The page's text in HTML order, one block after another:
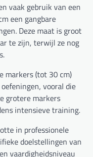
vaak gebruik van een
een gangbare
Deze maat is groot
te zijn, terwijl ze nog
markers (tot 30 cm)
vooral die
grotere markers
intensieve training.
in professionele
doelstellingen van
vaardigheidsniveau